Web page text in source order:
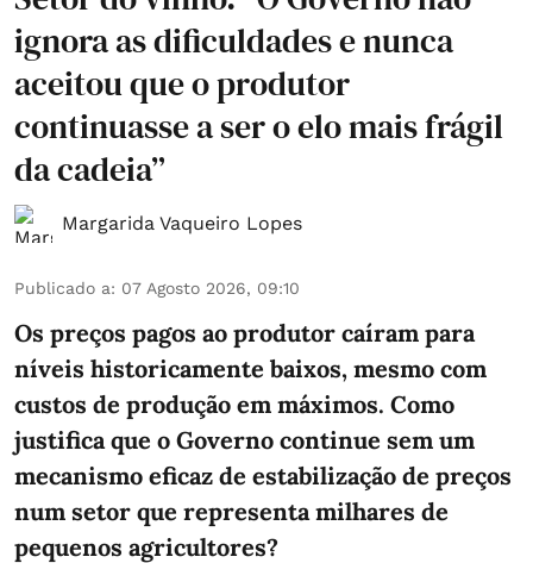
ignora as dificuldades e nunca
aceitou que o produtor
continuasse a ser o elo mais frágil
da cadeia”
Margarida Vaqueiro Lopes
Publicado a: 07 Agosto 2026, 09:10
Os preços pagos ao produtor caíram para
níveis historicamente baixos, mesmo com
custos de produção em máximos. Como
justifica que o Governo continue sem um
mecanismo eficaz de estabilização de preços
num setor que representa milhares de
pequenos agricultores?